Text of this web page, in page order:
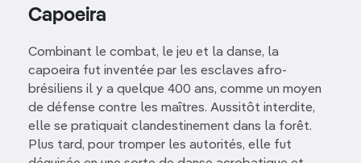
Capoeira
Combinant le combat, le jeu et la danse, la
capoeira fut inventée par les esclaves afro-
brésiliens il y a quelque 400 ans, comme un moyen
de défense contre les maîtres. Aussitôt interdite,
elle se pratiquait clandestinement dans la forêt.
Plus tard, pour tromper les autorités, elle fut